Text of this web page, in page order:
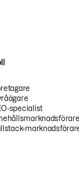
specialist